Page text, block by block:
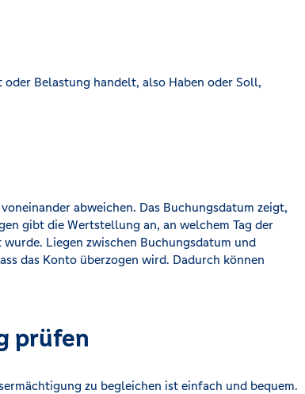
Belastung handelt, also Haben oder Soll,
abweichen. Das Buchungsdatum zeigt,
gibt die Wertstellung an, an welchem Tag der
Liegen zwischen Buchungsdatum und
das Konto überzogen wird. Dadurch können
prüfen
zu begleichen ist einfach und bequem.